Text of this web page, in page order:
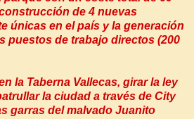
de 4 nuevas
únicas en el país y la generación
puestos de trabajo directos (200
la Taberna Vallecas, girar la ley
la ciudad a través de City
garras del malvado Juanito